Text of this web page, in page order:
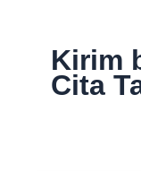
Kirim
Cita